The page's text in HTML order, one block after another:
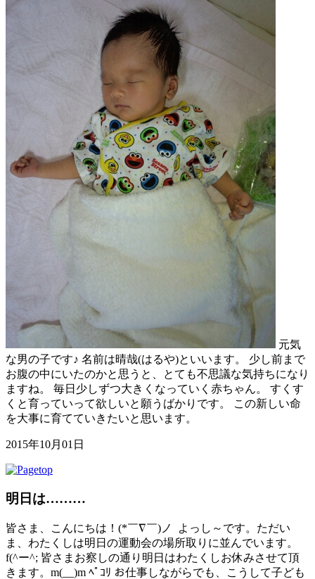
元気
な男の子です♪ 名前は晴哉(はるや)といいます。 少し前まで
お腹の中にいたのかと思うと、とても不思議な気持ちになり
ますね。 毎日少しずつ大きくなっていく赤ちゃん。 すくす
くと育っていって欲しいと願うばかりです。 この新しい命
を大事に育てていきたいと思います。
2015年10月01日
明日は………
皆さま、こんにちは！(*￣∇￣)ノ よっし～です。ただい
ま、わたくしは明日の運動会の場所取りに並んでいます。
f(^ー^; 皆さまお察しの通り明日はわたくしお休みさせて頂
きます。m(__)m ﾍﾟｺﾘ お仕事しながらでも、こうして子ども